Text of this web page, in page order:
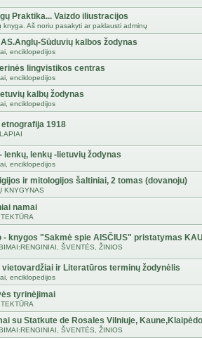
Praktika... Vaizdo iliustracijos
knyga. Aš noriu pasakyti ar paklausti adminų
Sūduvių kalbos žodynas
enciklopedijos
lingvistikos centras
enciklopedijos
kalbų žodynas
enciklopedijos
etnografija 1918
lenkų, lenkų -lietuvių žodynas
enciklopedijos
ir mitologijos šaltiniai, 2 tomas (dovanoju)
KNYGYNAS
namai
- knygos "Sakmė spie AISČIUS" pristatymas
ŠVENTĖS, ŽINIOS
vietovardžiai ir Literatūros terminų žodynėlis
enciklopedijos
tyrinėjimai
su Statkute de Rosales Vilniuje,
ŠVENTĖS, ŽINIOS